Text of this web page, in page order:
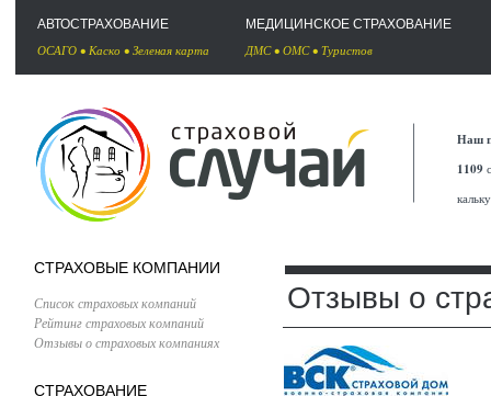
АВТОСТРАХОВАНИЕ
ОСАГО • Каско • Зеленая карта
МЕДИЦИНСКОЕ СТРАХОВАНИЕ
ДМС• ОМС• Туристов
Наш
1109
СТРАХОВЫЕ КОМПАНИИ
Список страховых компаний
Рейтинг страховых компаний
Отзывы о страховых компаниях
СТРАХОВАНИЕ
Отзывы о